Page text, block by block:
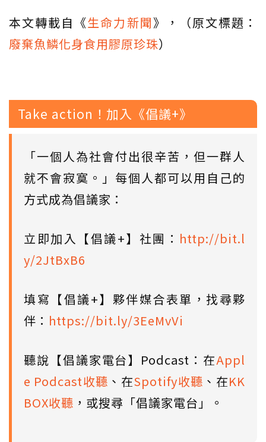
本文轉載自《生命力新聞》，（原文標題：
廢棄魚鱗化身食用膠原珍珠）
Take action！加入《倡議+》
「一個人為社會付出很辛苦，但一群人
就不會寂寞。」每個人都可以用自己的
方式成為倡議家：
立即加入【倡議+】社團： http://bit.l
y/2JtBxB6
填寫【倡議+】夥伴媒合表單，找尋夥
伴： https://bit.ly/3EeMvVi
聽說【倡議家電台】Podcast：在Appl
e Podcast收聽 、在Spotify收聽 、在KK
BOX收聽 ，或搜尋「倡議家電台」。